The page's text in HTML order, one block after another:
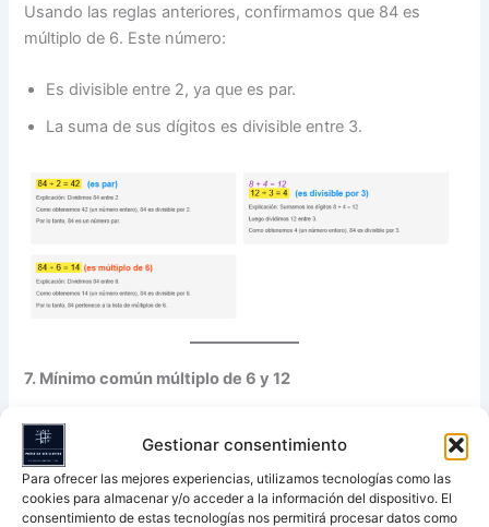
Gestionar consentimiento
Para ofrecer las mejores experiencias, utilizamos tecnologías como las
cookies para almacenar y/o acceder a la información del dispositivo. El
consentimiento de estas tecnologías nos permitirá procesar datos como
Usando las reglas anteriores, confirmamos que 84 es
múltiplo de 6. Este número:
Es divisible entre 2, ya que es par.
La suma de sus dígitos es divisible entre 3.
7. Mínimo común múltiplo de 6 y 12
Definición del mínimo común múltiplo
El mínimo común múltiplo (MCM) de dos números es el
menor número que es múltiplo de ambos.